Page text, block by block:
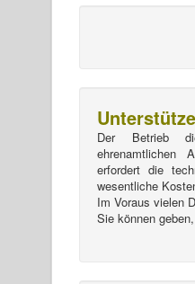
Der Betrieb
ehrenamtlichen
erfordert die
wesentliche
Im Voraus vielen
Sie können